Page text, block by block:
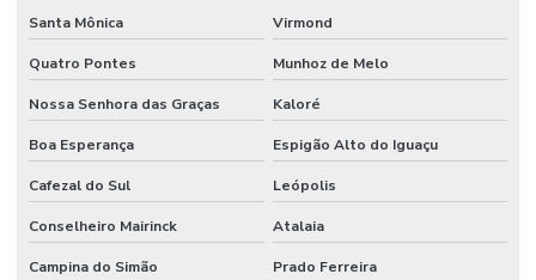
Santa Mônica Virmond
Quatro Pontes Munhoz de Melo
Nossa Senhora das Graças Kaloré
Boa Esperança Espigão Alto do Iguaçu
Cafezal do Sul Leópolis
Conselheiro Mairinck Atalaia
Campina do Simão Prado Ferreira